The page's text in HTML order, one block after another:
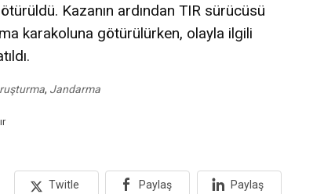
Kazanın ardından TIR sürücüsü
karakoluna götürülürken, olayla ilgili
, Jandarma
Twitle Paylaş Paylaş